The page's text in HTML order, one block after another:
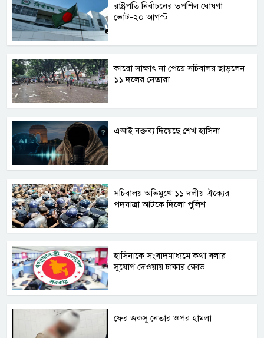
রাষ্ট্রপতি নির্বাচনের তপশিল ঘোষণা
ভোট-২০ আগস্ট
কারো সাক্ষাৎ না পেয়ে সচিবালয় ছাড়লেন
১১ দলের নেতারা
এআই বক্তব্য দিয়েছে শেখ হাসিনা
সচিবালয় অভিমুখে ১১ দলীয় ঐক্যের
পদযাত্রা আটকে দিলো পুলিশ
হাসিনাকে সংবাদমাধ্যমে কথা বলার
সুযোগ দেওয়ায় ঢাকার ক্ষোভ
ফের জকসু নেতার ওপর হামলা